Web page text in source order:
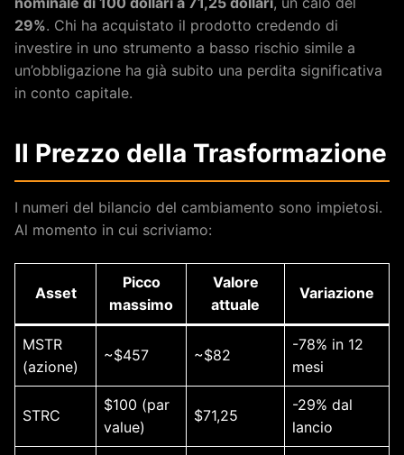
29%. Chi ha acquistato il prodotto credendo di
investire in uno strumento a basso rischio simile a
un’obbligazione ha già subito una perdita significativa
in conto capitale.
Il Prezzo della Trasformazione
I numeri del bilancio del cambiamento sono impietosi.
Al momento in cui scriviamo:
Asset
Picco
massimo
Valore
attuale
Variazione
MSTR
(azione)
~$457 ~$82
-78% in 12
mesi
STRC
$100 (par
value)
$71,25
-29% dal
lancio